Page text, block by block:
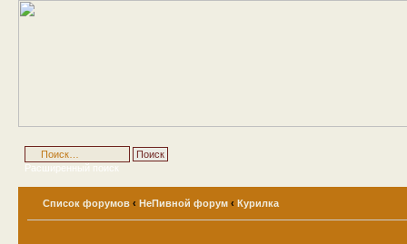
Расширенный поиск
Список форумов ‹ НеПивной форум ‹ Курилка